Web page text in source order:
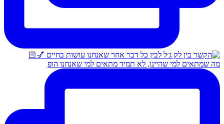
מה שמתאים למי שהיינו, לא תמיד מתאים למי שאנחנו הופ